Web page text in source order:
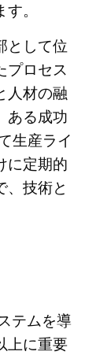
。
として位
プロセス
人材の融
ある成功
生産ライ
に定期的
、技術と
テムを導
上に重要